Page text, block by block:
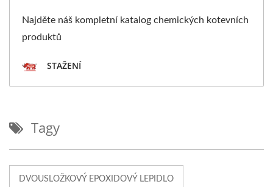
Najděte náš kompletní katalog chemických kotevních
produktů
STAŽENÍ
Tagy
DVOUSLOŽKOVÝ EPOXIDOVÝ LEPIDLO